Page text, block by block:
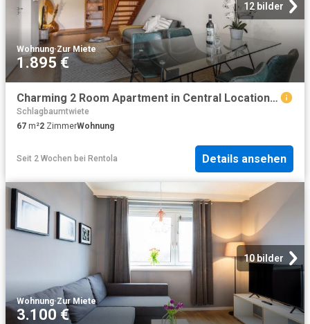
12 bilder
Wohnung·Zur Miete
1.895 €
Charming 2 Room Apartment in Central Location in Hamburg Altona
Schlagbaumtwiete
67 m²2 ZimmerWohnung
Seit 2 Wochen bei Rentola Details ansehen
10 bilder
Wohnung·Zur Miete
3.100 €